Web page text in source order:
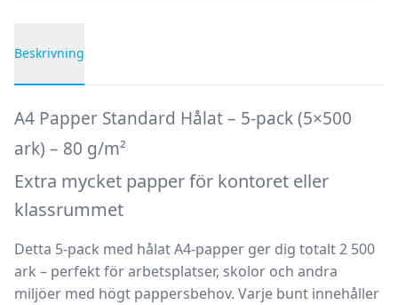
Beskrivning
A4 Papper Standard Hålat – 5-pack (5×500
ark) – 80 g/m²
Extra mycket papper för kontoret eller
klassrummet
Detta 5-pack med hålat A4-papper ger dig totalt 2 500
ark – perfekt för arbetsplatser, skolor och andra
miljöer med högt pappersbehov. Varje bunt innehåller